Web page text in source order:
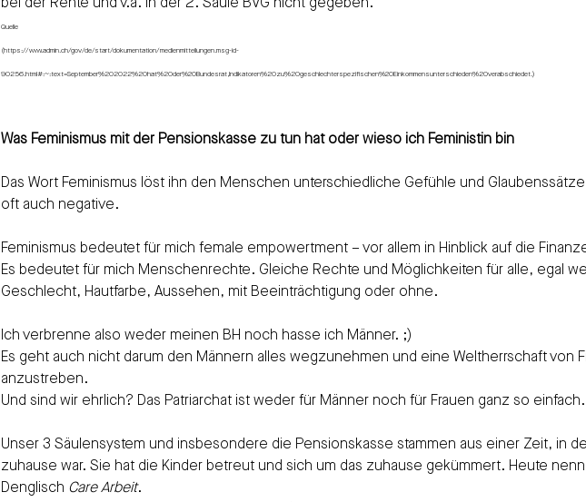
bei der Rente und v.a. in der 2. Säule BVG nicht gegeben.
Quelle
(https://www.admin.ch/gov/de/start/dokumentation/medienmitteilungen.msg-id-
90256.html#:~:text=September%202022%20hat%20der%20Bundesrat,Indikatoren%20zu%20geschlechterspezifischen%20Einkommensunterschieden%20verabschiedet.)
Was Feminismus mit der Pensionskasse zu tun hat oder wieso ich Feministin bin
Das Wort Feminismus löst ihn den Menschen unterschiedliche Gefühle und
oft auch negative.
Feminismus bedeutet für mich female empowertment – vor allem in Hinblick auf die
Es bedeutet für mich Menschenrechte. Gleiche Rechte und Möglichkeiten für alle, egal
Geschlecht, Hautfarbe, Aussehen, mit Beeinträchtigung oder ohne.
Ich verbrenne also weder meinen BH noch hasse ich Männer. ;)
Es geht auch nicht darum den Männern alles wegzunehmen und eine Weltherrschaft von
anzustreben.
Und sind wir ehrlich? Das Patriarchat ist weder für Männer noch für Frauen ganz so einfach.
Unser 3 Säulensystem und insbesondere die Pensionskasse stammen aus einer Zeit, in
zuhause war. Sie hat die Kinder betreut und sich um das zuhause gekümmert. Heute
Denglisch Care Arbeit.